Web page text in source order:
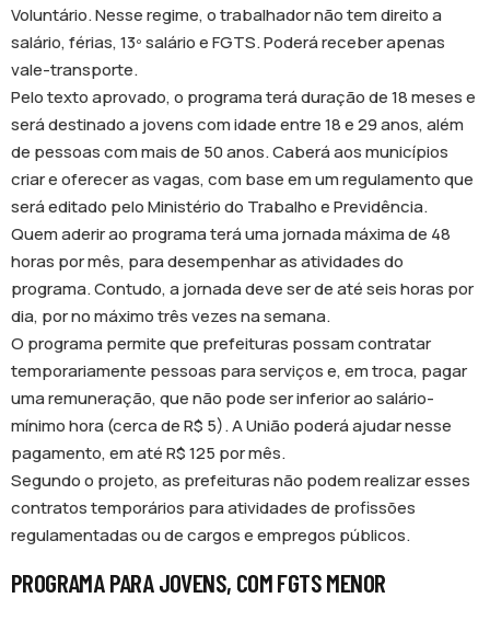
Voluntário. Nesse regime, o trabalhador não tem direito a
salário, férias, 13º salário e FGTS. Poderá receber apenas
vale-transporte.
Pelo texto aprovado, o programa terá duração de 18 meses e
será destinado a jovens com idade entre 18 e 29 anos, além
de pessoas com mais de 50 anos. Caberá aos municípios
criar e oferecer as vagas, com base em um regulamento que
será editado pelo Ministério do Trabalho e Previdência.
Quem aderir ao programa terá uma jornada máxima de 48
horas por mês, para desempenhar as atividades do
programa. Contudo, a jornada deve ser de até seis horas por
dia, por no máximo três vezes na semana.
O programa permite que prefeituras possam contratar
temporariamente pessoas para serviços e, em troca, pagar
uma remuneração, que não pode ser inferior ao salário-
mínimo hora (cerca de R$ 5). A União poderá ajudar nesse
pagamento, em até R$ 125 por mês.
Segundo o projeto, as prefeituras não podem realizar esses
contratos temporários para atividades de profissões
regulamentadas ou de cargos e empregos públicos.
PROGRAMA PARA JOVENS, COM FGTS MENOR